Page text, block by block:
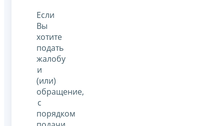
Если
Вы
хотите
подать
жалобу
и
(или)
обращение,
с
порядком